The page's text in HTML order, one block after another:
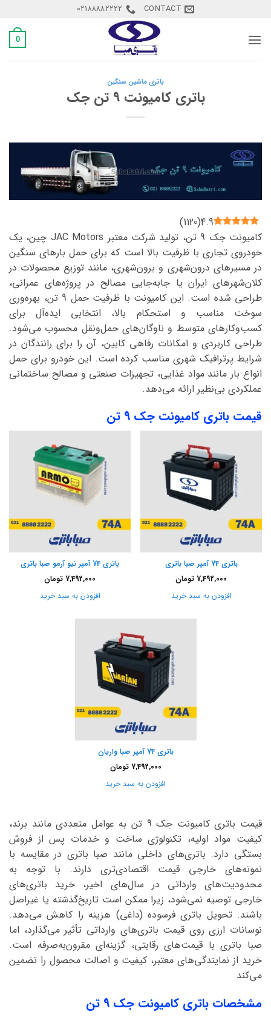
content
CONTACT
02188882222
0
باتری ماشین سنگین
باتری کامیونت 9 تن جک
4.9
(
1120
)
کامیونت جک 9 تن، تولید شرکت معتبر JAC Motors چین، یک
خودروی تجاری با ظرفیت بالا است که برای حمل بارهای سنگین
در مسیرهای درون‌شهری و برون‌شهری، مانند توزیع محصولات در
کلان‌شهرهای ایران یا جابه‌جایی مصالح در پروژه‌های عمرانی،
طراحی شده است. این کامیونت با ظرفیت حمل 9 تن، بهره‌وری
سوخت مناسب و استحکام بالا، انتخابی ایده‌آل برای
کسب‌وکارهای متوسط و ناوگان‌های حمل‌ونقل محسوب می‌شود.
طراحی کاربردی و امکانات رفاهی کابین، آن را برای رانندگان در
شرایط پرترافیک شهری مناسب کرده است. این خودرو برای حمل
انواع بار مانند مواد غذایی، تجهیزات صنعتی و مصالح ساختمانی
عملکردی بی‌نظیر ارائه می‌دهد.
قیمت باتری کامیونت جک 9 تن
باتری 74 آمپر صبا باتری
7,492,000 تومان
افزودن به سبد خرید
باتری 74 آمپر نیو آرمو صبا باتری
7,492,000 تومان
افزودن به سبد خرید
باتری 74 آمپر صبا واریان
7,492,000 تومان
افزودن به سبد خرید
قیمت باتری کامیونت جک 9 تن به عوامل متعددی مانند برند،
کیفیت مواد اولیه، تکنولوژی ساخت و خدمات پس از فروش
بستگی دارد. باتری‌های داخلی مانند صبا باتری در مقایسه با
نمونه‌های خارجی قیمت اقتصادی‌تری دارند. با توجه به
محدودیت‌های وارداتی در سال‌های اخیر، خرید باتری‌های
خارجی توصیه نمی‌شود، زیرا ممکن است تاریخ‌گذشته یا غیراصل
باشند. تحویل باتری فرسوده (داغی) هزینه را کاهش می‌دهد.
نوسانات ارزی روی قیمت باتری‌های وارداتی تأثیر می‌گذارد، اما
صبا باتری با قیمت‌های رقابتی، گزینه‌ای مقرون‌به‌صرفه است.
خرید از نمایندگی‌های معتبر، کیفیت و اصالت محصول را تضمین
می‌کند.
مشخصات باتری کامیونت جک 9 تن